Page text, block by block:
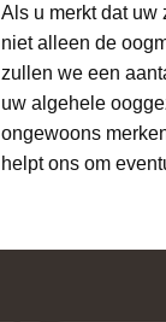
Als u merkt dat uw
niet alleen de
zullen we een
uw algehele
ongewoons
helpt ons om